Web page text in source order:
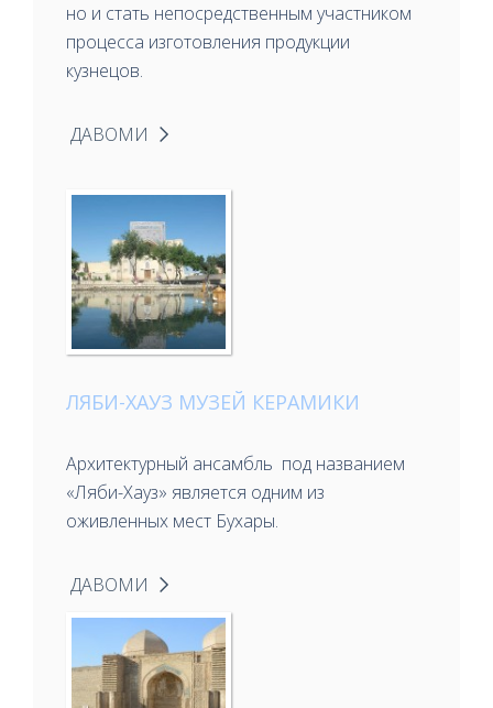
но и стать непосредственным участником
процесса изготовления продукции
кузнецов.
ДАВОМИ
ЛЯБИ-ХАУЗ МУЗЕЙ КЕРАМИКИ
Архитектурный ансамбль под названием
«Ляби-Хауз» является одним из
оживленных мест Бухары.
ДАВОМИ